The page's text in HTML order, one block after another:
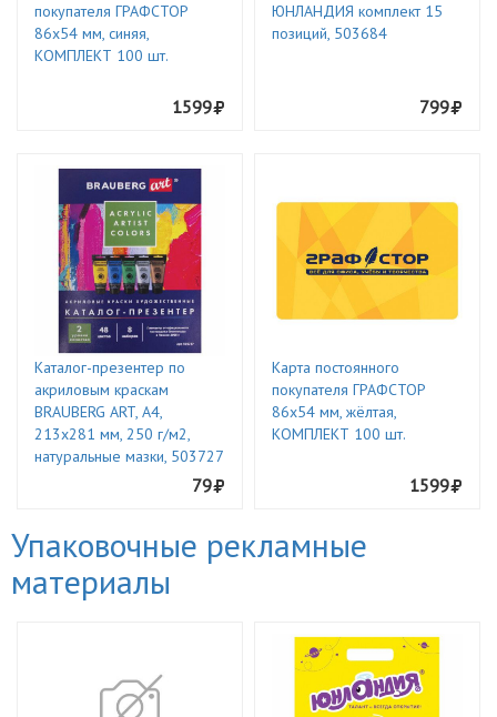
покупателя ГРАФСТОР
86х54 мм, синяя,
КОМПЛЕКТ 100 шт.
1599
ЮНЛАНДИЯ комплект 15
позиций, 503684
799
Каталог-презентер по
акриловым краскам
BRAUBERG ART, А4,
213х281 мм, 250 г/м2,
натуральные мазки, 503727
79
Карта постоянного
покупателя ГРАФСТОР
86х54 мм, жёлтая,
КОМПЛЕКТ 100 шт.
1599
Упаковочные рекламные
материалы